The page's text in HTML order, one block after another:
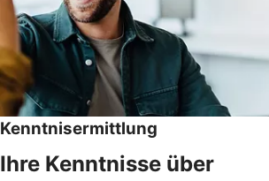
Kenntnisermittlung
Ihre Kenntnisse über